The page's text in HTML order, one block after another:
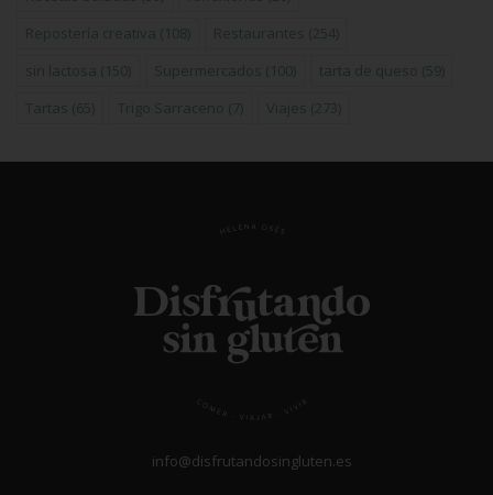
Repostería creativa (108) Restaurantes (254)
sin lactosa (150) Supermercados (100) tarta de queso (59)
Tartas (65) Trigo Sarraceno (7) Viajes (273)
info@disfrutandosingluten.es